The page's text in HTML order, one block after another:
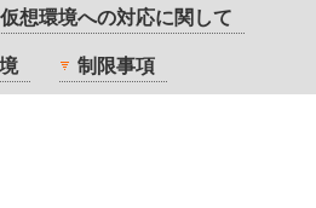
仮想環境への対応に関して
制限事項